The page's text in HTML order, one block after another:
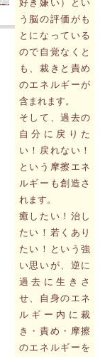
好き嫌い）とい
う脳の評価がも
とになっている
ので自覚なくと
も、裁きと責め
のエネルギーが
含まれます。
そして、過去の
自分に戻りた
い！戻れない！
という摩擦エネ
ルギーも創造さ
れます。
癒したい！治し
たい！若くあり
たい！という強
い思いが、逆に
過去に生きさ
せ、自身のエネ
ルギー内に裁
き・責め・摩擦
のエネルギーを